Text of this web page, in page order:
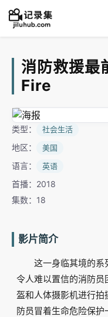
消防救援
Fire
类型： 社会生活
地区： 美国
语言： 英语
首播：2018
集数：18
影片简介
这一身临其境的系
令人难以置信的消防
盔和人体摄影机进行
防员冒着生命危险保